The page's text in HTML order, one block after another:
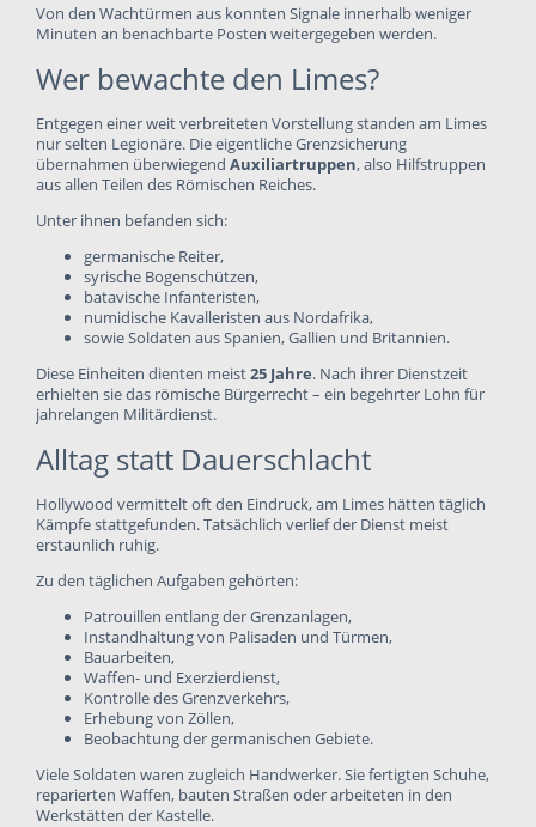
Von den Wachtürmen aus konnten Signale innerhalb weniger
Minuten an benachbarte Posten weitergegeben werden.
Wer bewachte den Limes?
Entgegen einer weit verbreiteten Vorstellung standen am Limes
nur selten Legionäre. Die eigentliche Grenzsicherung
übernahmen überwiegend Auxiliartruppen, also Hilfstruppen
aus allen Teilen des Römischen Reiches.
Unter ihnen befanden sich:
germanische Reiter,
syrische Bogenschützen,
batavische Infanteristen,
numidische Kavalleristen aus Nordafrika,
sowie Soldaten aus Spanien, Gallien und Britannien.
Diese Einheiten dienten meist25 Jahre. Nach ihrer Dienstzeit
erhielten sie das römische Bürgerrecht – ein begehrter Lohn für
jahrelangen Militärdienst.
Alltag statt Dauerschlacht
Hollywood vermittelt oft den Eindruck, am Limes hätten täglich
Kämpfe stattgefunden. Tatsächlich verlief der Dienst meist
erstaunlich ruhig.
Zu den täglichen Aufgaben gehörten:
Patrouillen entlang der Grenzanlagen,
Instandhaltung von Palisaden und Türmen,
Bauarbeiten,
Waffen- und Exerzierdienst,
Kontrolle des Grenzverkehrs,
Erhebung von Zöllen,
Beobachtung der germanischen Gebiete.
Viele Soldaten waren zugleich Handwerker. Sie fertigten Schuhe,
reparierten Waffen, bauten Straßen oder arbeiteten in den
Werkstätten der Kastelle.